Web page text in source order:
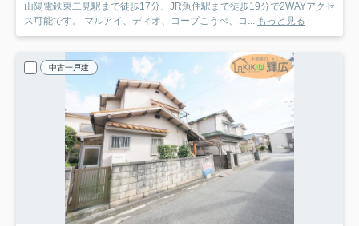
山陽電鉄東二見駅まで徒歩17分、JR魚住駅まで徒歩19分で2WAYアクセ
ス可能です。 マルアイ、ディオ、コープこうべ、コ... もっと見る
中古一戸建